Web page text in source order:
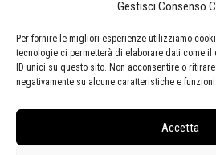
Gestisci Consenso
Per fornire le migliori esperienze utilizziamo
tecnologie ci permetterà di elaborare dati come il
ID unici su questo sito. Non acconsentire o
negativamente su alcune caratteristiche e funzioni.
Accetta
Cell:+39 338 5714978
Tel:
+39 0584 944580
(orario 09.00/13.00)
Email:gamc@comune.viareggio.lu.it
Segnalazione di inaccessibilità